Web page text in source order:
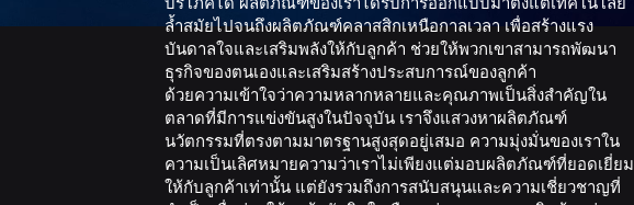
ล้ำสมัยไปจนถึงผลิตภัณฑ์คลาสสิกเหนือกาลเวลา เพื่อสร้างแรง
บันดาลใจและเสริมพลังให้กับลูกค้า ช่วยให้พวกเขาสามารถพัฒนา
ธุรกิจของตนเองและเสริมสร้างประสบการณ์ของลูกค้า
ด้วยความเข้าใจว่าความหลากหลายและคุณภาพเป็นสิ่งสำคัญใน
ตลาดที่มีการแข่งขันสูงในปัจจุบัน เราจึงแสวงหาผลิตภัณฑ์
นวัตกรรมที่ตรงตามมาตรฐานสูงสุดอยู่เสมอ ความมุ่งมั่นของเราใน
ความเป็นเลิศหมายความว่าเราไม่เพียงแต่มอบผลิตภัณฑ์ที่ยอดเยี่ยม
ให้กับลูกค้าเท่านั้น แต่ยังรวมถึงการสนับสนุนและความเชี่ยวชาญที่